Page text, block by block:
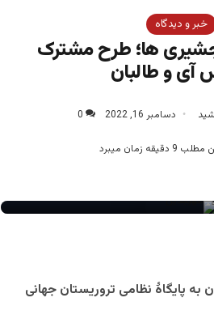
خبر و دیدگاه
ها؛ طرح مشترک
آی و طالبان
دسامبر 16, 2022 0
زمان میبرد
پایگاۀ نظامی تروریستان جهانی